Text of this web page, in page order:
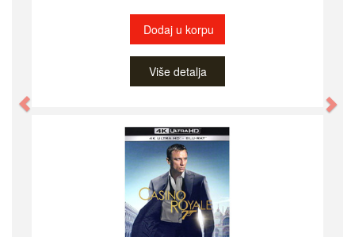
Dodaj u korpu
Više detalja